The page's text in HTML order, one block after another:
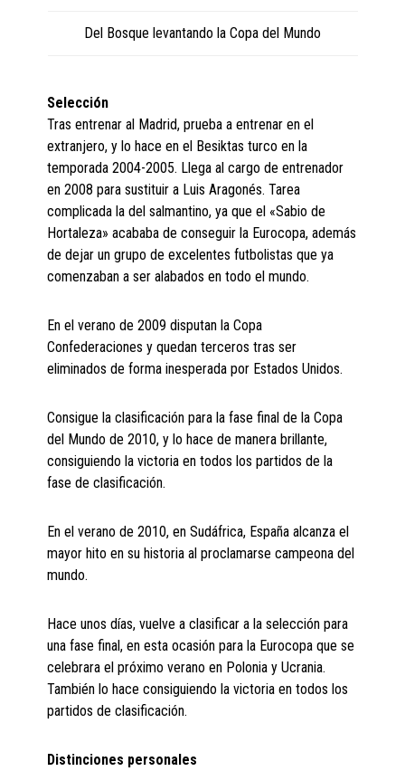
Del Bosque levantando la Copa del Mundo
Selección
Tras entrenar al Madrid, prueba a entrenar en el
extranjero, y lo hace en el Besiktas turco en la
temporada 2004-2005. Llega al cargo de entrenador
en 2008 para sustituir a Luis Aragonés. Tarea
complicada la del salmantino, ya que el «Sabio de
Hortaleza» acababa de conseguir la Eurocopa, además
de dejar un grupo de excelentes futbolistas que ya
comenzaban a ser alabados en todo el mundo.
En el verano de 2009 disputan la Copa
Confederaciones y quedan terceros tras ser
eliminados de forma inesperada por Estados Unidos.
Consigue la clasificación para la fase final de la Copa
del Mundo de 2010, y lo hace de manera brillante,
consiguiendo la victoria en todos los partidos de la
fase de clasificación.
En el verano de 2010, en Sudáfrica, España alcanza el
mayor hito en su historia al proclamarse campeona del
mundo.
Hace unos días, vuelve a clasificar a la selección para
una fase final, en esta ocasión para la Eurocopa que se
celebrara el próximo verano en Polonia y Ucrania.
También lo hace consiguiendo la victoria en todos los
partidos de clasificación.
Distinciones personales